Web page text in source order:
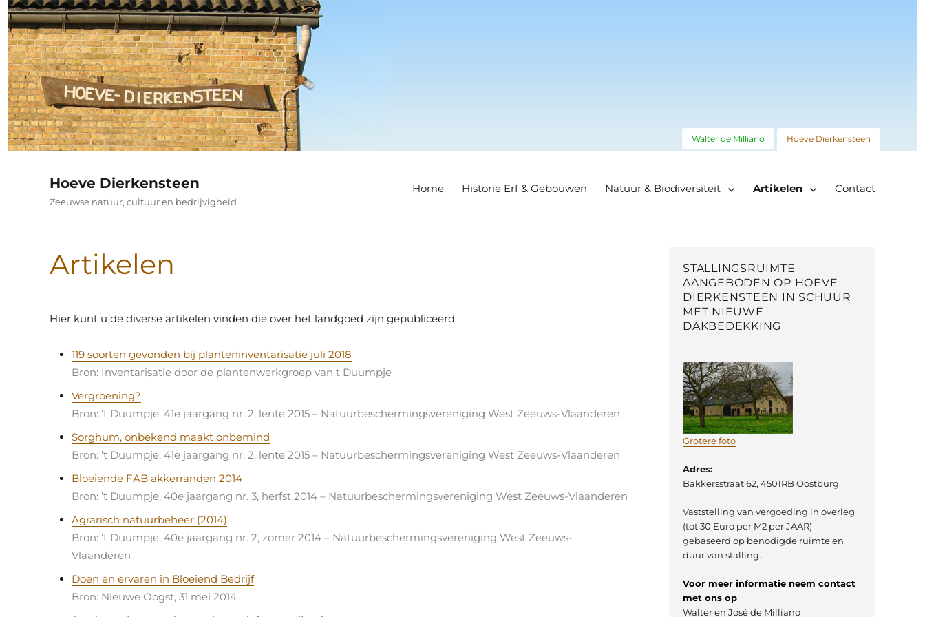
Hoeve Dierkensteen
Zeeuwse natuur, cultuur en bedrijvigheid
Home Historie Erf & Gebouwen Natuur & Biodiversiteit Artikelen Contact
Artikelen
Hier kunt u de diverse artikelen vinden die over het landgoed zijn gepubliceerd
119 soorten gevonden bij planteninventarisatie juli 2018
Bron: Inventarisatie door de plantenwerkgroep van t Duumpje
Vergroening?
Bron: ’t Duumpje, 41e jaargang nr. 2, lente 2015 – Natuurbeschermingsvereniging West Zeeuws-Vlaanderen
Sorghum, onbekend maakt onbemind
Bron: ’t Duumpje, 41e jaargang nr. 2, lente 2015 – Natuurbeschermingsvereniging West Zeeuws-Vlaanderen
Bloeiende FAB akkerranden 2014
Bron: ’t Duumpje, 40e jaargang nr. 3, herfst 2014 – Natuurbeschermingsvereniging West Zeeuws-Vlaanderen
Agrarisch natuurbeheer (2014)
Bron: ’t Duumpje, 40e jaargang nr. 2, zomer 2014 – Natuurbeschermingsvereniging West Zeeuws-
Vlaanderen
Doen en ervaren in Bloeiend Bedrijf
Bron: Nieuwe Oogst, 31 mei 2014
Walter de Milliano Hoeve Dierkensteen
STALLINGSRUIMTE
AANGEBODEN OP HOEVE
DIERKENSTEEN IN SCHUUR
MET NIEUWE
DAKBEDEKKING
Grotere foto
Adres:
Bakkersstraat 62, 4501RB Oostburg
Vaststelling van vergoeding in overleg
(tot 30 Euro per M2 per JAAR) -
gebaseerd op benodigde ruimte en
duur van stalling.
Voor meer informatie neem contact
met ons op
Walter en José de Milliano